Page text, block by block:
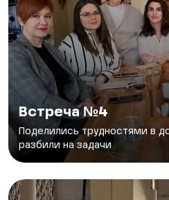
Встреча №4
Поделились трудностями в
разбили на задачи